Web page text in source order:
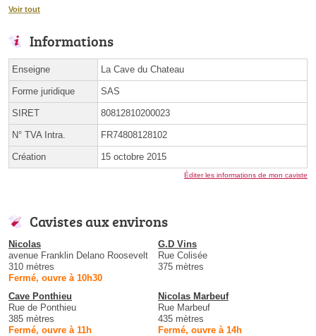
Voir tout
Informations
Enseigne La Cave du Chateau
Forme juridique SAS
SIRET 80812810200023
N° TVA Intra. FR74808128102
Création 15 octobre 2015
Éditer les informations de mon caviste
Cavistes aux environs
Nicolas
avenue Franklin Delano Roosevelt
310 mètres
Fermé, ouvre à 10h30
G.D Vins
Rue Colisée
375 mètres
Cave Ponthieu
Rue de Ponthieu
385 mètres
Fermé, ouvre à 11h
Nicolas Marbeuf
Rue Marbeuf
435 mètres
Fermé, ouvre à 14h